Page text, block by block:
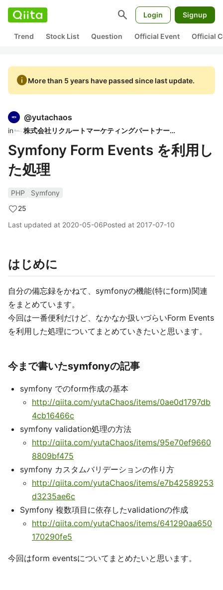
search Login Signup
Trend Stock List Question Official Event Official
infoMore than 5 years have passed since last update.
@yutachaos
in 株式会社リクルートマーケティングパートナーズ
Symfony Form Events を利用し
た処理
PHP
Symfony
25
Last updated at 2020-05-06Posted at 2017-07-10
はじめに
自分の備忘録をかねて、symfonyの機能(特にform)関連
をまとめています。
今回は一番便利だけど、なかなか扱いづらいForm Events
を利用した処理についてまとめていきたいと思います。
今まで書いたsymfonyの記事
symfony でのform作成の基本
http://qiita.com/yutaChaos/items/0ae0d1797db
4cb16466c
symfony validation処理の方法
http://qiita.com/yutaChaos/items/95e70ef9660
8809bf475
symfony カスタムバリデーションの作り方
http://qiita.com/yutaChaos/items/e7b42589253
d3235ae6c
Symfony 複数項目に依存したvalidationの作成
http://qiita.com/yutaChaos/items/641290aa650
170290fe5
今回はform eventsについてまとめたいと思います。